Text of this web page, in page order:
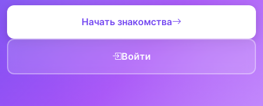
Начать знакомства
Войти